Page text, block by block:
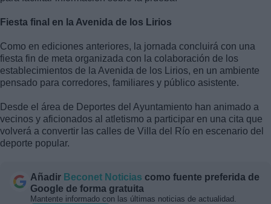
Fiesta final en la Avenida de los Lirios
Como en ediciones anteriores, la jornada concluirá con una
fiesta fin de meta organizada con la colaboración de los
establecimientos de la Avenida de los Lirios, en un ambiente
pensado para corredores, familiares y público asistente.
Desde el área de Deportes del Ayuntamiento han animado a
vecinos y aficionados al atletismo a participar en una cita que
volverá a convertir las calles de Villa del Río en escenario del
deporte popular.
Añadir Beconet Noticias como fuente preferida de
Google de forma gratuita
Mantente informado con las últimas noticias de actualidad.